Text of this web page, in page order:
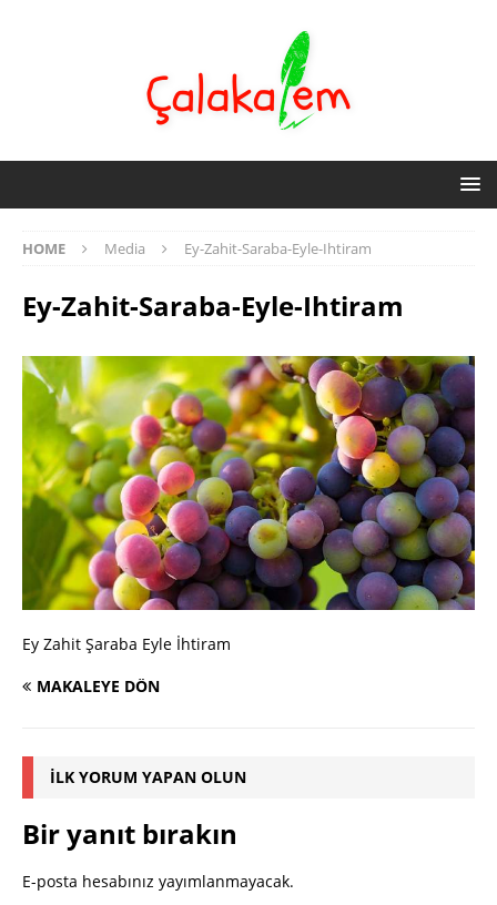
HOME Media Ey-Zahit-Saraba-Eyle-Ihtiram
Ey-Zahit-Saraba-Eyle-Ihtiram
Ey Zahit Şaraba Eyle İhtiram
MAKALEYE DÖN
İLK YORUM YAPAN OLUN
Bir yanıt bırakın
E-posta hesabınız yayımlanmayacak.